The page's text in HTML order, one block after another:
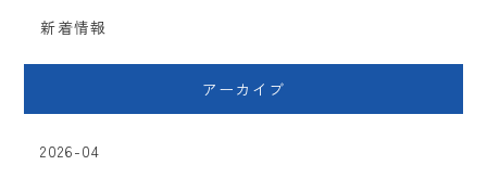
新着情報
アーカイブ
2026-04